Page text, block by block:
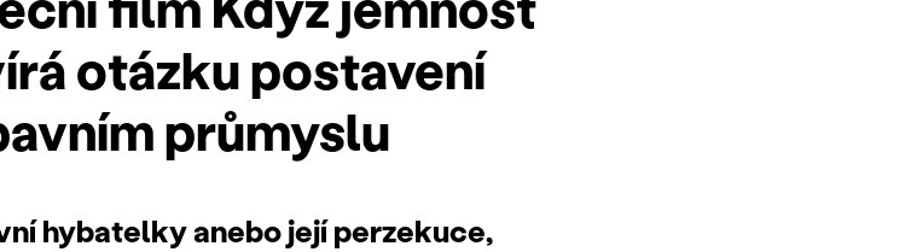
otázku postavení
průmyslu
hybatelky anebo její perzekuce,